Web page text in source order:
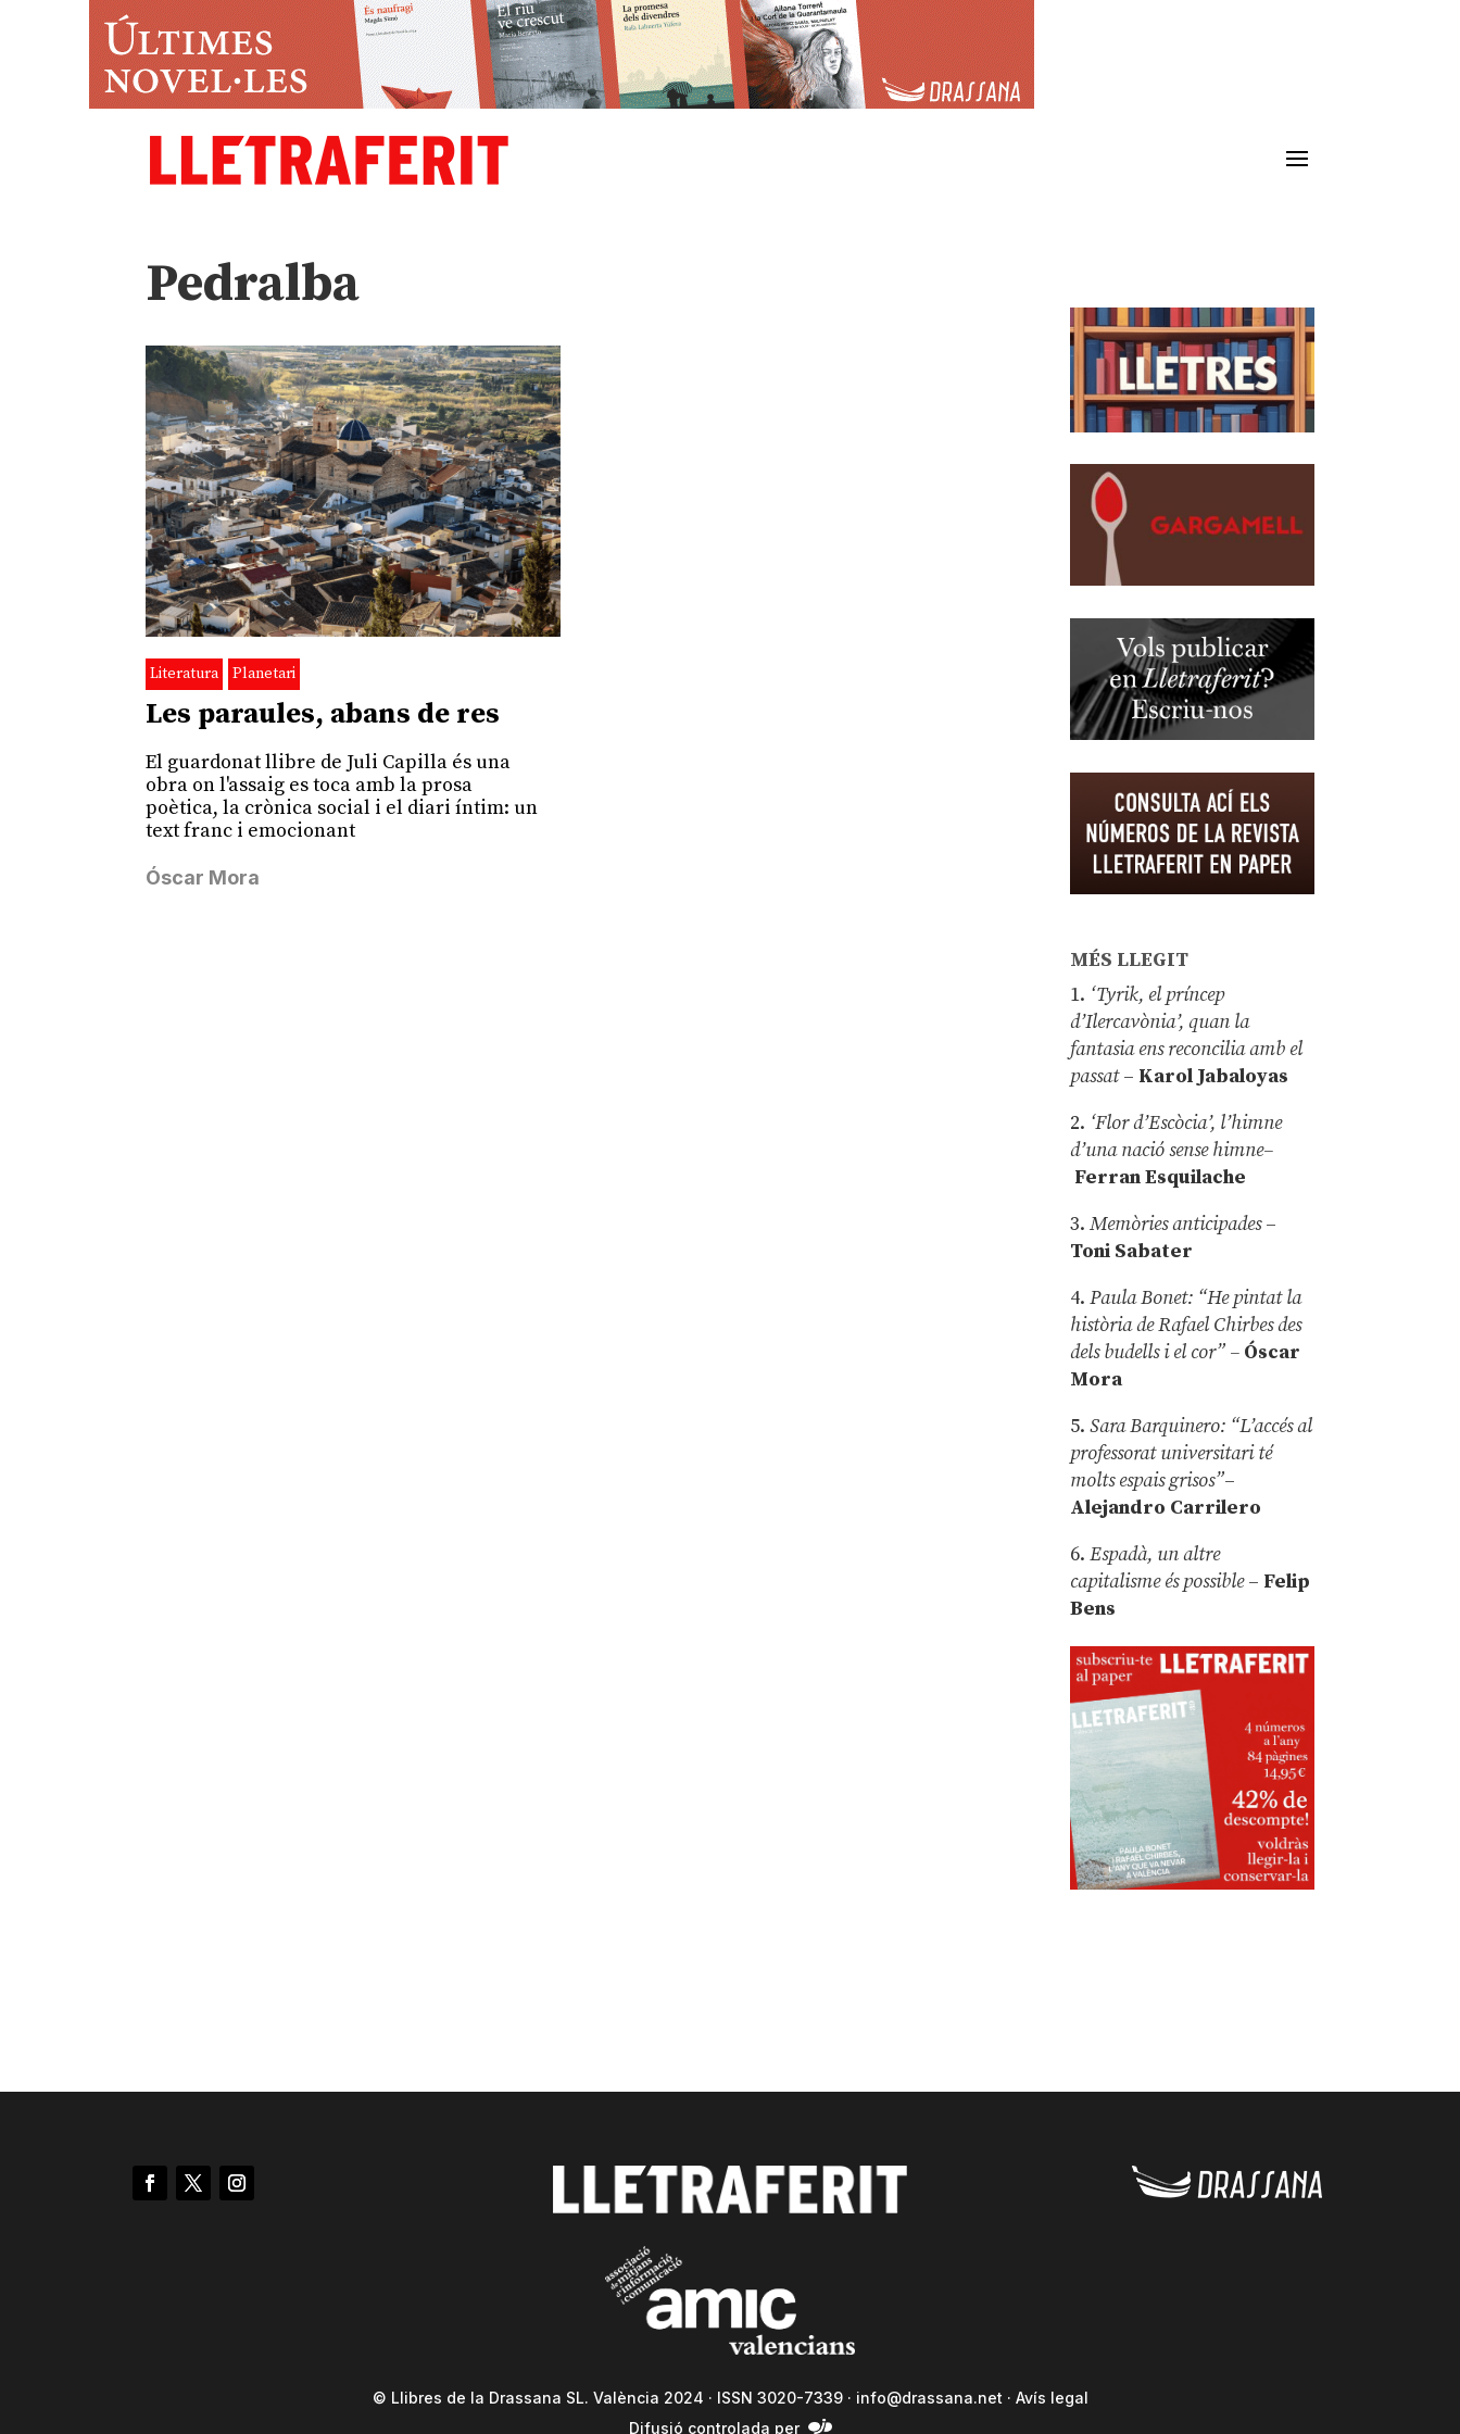
Pedralba
Literatura Planetari
Les paraules, abans de res
El guardonat llibre de Juli Capilla és una
obra on l'assaig es toca amb la prosa
poètica, la crònica social i el diari íntim: un
text franc i emocionant
Óscar Mora
MÉS LLEGIT
1. ‘Tyrik, el príncep
d’Ilercavònia’, quan la
fantasia ens reconcilia amb el
passat– Karol Jabaloyas
2. ‘Flor d’Escòcia’, l’himne
d’una nació sense himne–
Ferran Esquilache
3.Memòries anticipades–
Toni Sabater
4.Paula Bonet: “He pintat la
història de Rafael Chirbes des
dels budells i el cor” – Óscar
Mora
5.Sara Barquinero: “L’accés al
professorat universitari té
molts espais grisos”–
Alejandro Carrilero
6.Espadà, un altre
capitalisme és possible – Felip
Bens
© Llibres de la Drassana SL. València 2024 · ISSN 3020-7339 · info@drassana.net · Avís legal
Difusió controlada per